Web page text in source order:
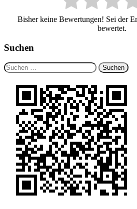
Bisher keine Bewertungen! Sei der
bewertet.
Suchen
Suchen
nach: